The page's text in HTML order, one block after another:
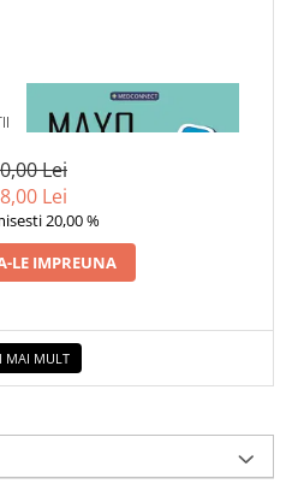
1 x MAYO CLINIC. CARTEA
ESENTIALA DESPRE DIABETUL
Lei
Lei
20,00 %
LE IMPREUNA
MAI MULT